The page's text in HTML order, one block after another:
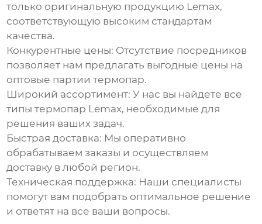
только оригинальную продукцию Lemax,
соответствующую высоким стандартам
качества.
Конкурентные цены: Отсутствие посредников
позволяет нам предлагать выгодные цены на
оптовые партии термопар.
Широкий ассортимент: У нас вы найдете все
типы термопар Lemax, необходимые для
решения ваших задач.
Быстрая доставка: Мы оперативно
обрабатываем заказы и осуществляем
доставку в любой регион.
Техническая поддержка: Наши специалисты
помогут вам подобрать оптимальное решение
и ответят на все ваши вопросы.